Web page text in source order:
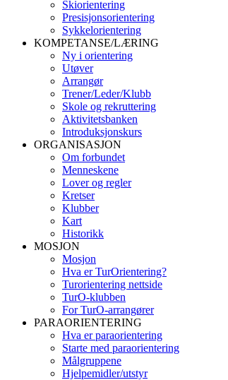
Skiorientering
Presisjonsorientering
Sykkelorientering
KOMPETANSE/LÆRING
Ny i orientering
Utøver
Arrangør
Trener/Leder/Klubb
Skole og rekruttering
Aktivitetsbanken
Introduksjonskurs
ORGANISASJON
Om forbundet
Menneskene
Lover og regler
Kretser
Klubber
Kart
Historikk
MOSJON
Mosjon
Hva er TurOrientering?
Turorientering nettside
TurO-klubben
For TurO-arrangører
PARAORIENTERING
Hva er paraorientering
Starte med paraorientering
Målgruppene
Hjelpemidler/utstyr